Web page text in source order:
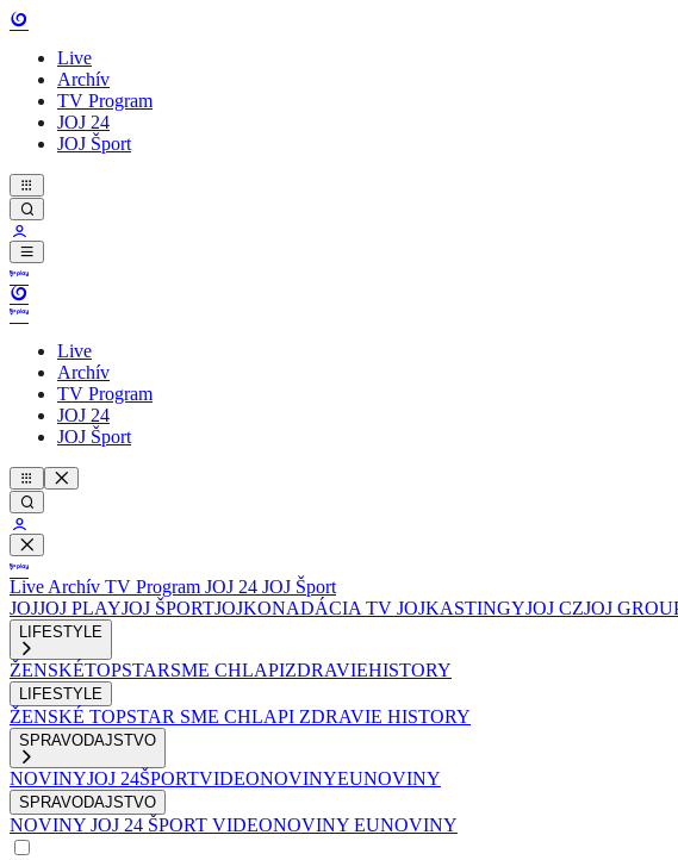
Live
Archív
TV Program
JOJ 24
JOJ Šport
Live
Archív
TV Program
JOJ 24
JOJ Šport
Live Archív TV Program JOJ 24 JOJ Šport
JOJJOJ PLAYJOJ ŠPORTJOJKONADÁCIA TV JOJKASTINGYJOJ CZJOJ
LIFESTYLE
ŽENSKÉTOPSTARSME CHLAPIZDRAVIEHISTORY
LIFESTYLE
ŽENSKÉ TOPSTAR SME CHLAPI ZDRAVIE HISTORY
SPRAVODAJSTVO
NOVINYJOJ 24ŠPORTVIDEONOVINYEUNOVINY
SPRAVODAJSTVO
NOVINY JOJ 24 ŠPORT VIDEONOVINY EUNOVINY